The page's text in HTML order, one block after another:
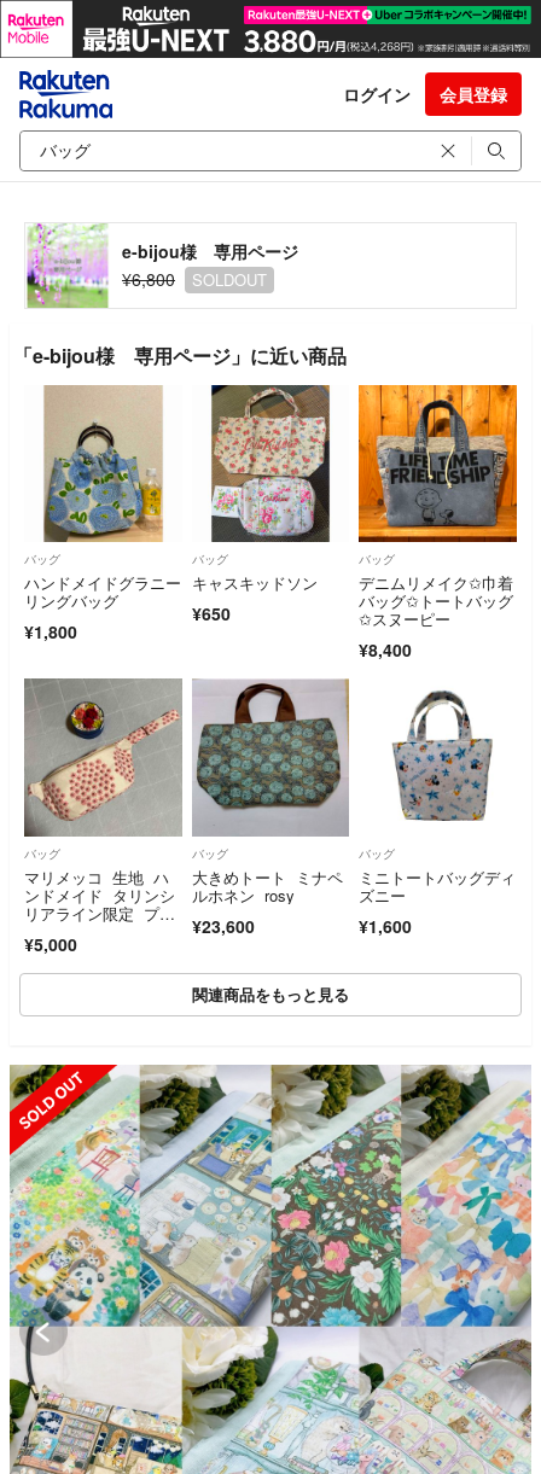
ログイン 会員登録
e-bijou様 専用ページ
¥6,800
SOLDOUT
「e-bijou様 専用ページ」に近い商品
バッグ
ハンドメイドグラニー
リングバッグ
¥1,800
バッグ
キャスキッドソン
¥650
バッグ
デニムリメイク✩巾着
バッグ✩トートバッグ
✩スヌーピー
¥8,400
バッグ
マリメッコ 生地 ハ
ンドメイド タリンシ
リアライン限定 プケ
¥5,000
バッグ
大きめトート ミナペ
ルホネン rosy
¥23,600
バッグ
ミニトートバッグディ
ズニー
¥1,600
関連商品をもっと見る
SOLD OUT